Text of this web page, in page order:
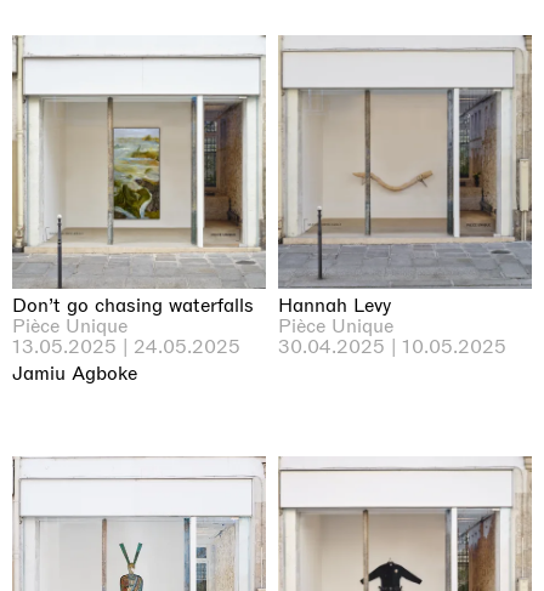
Don’t go chasing waterfalls
Pièce Unique
13.05.2025 | 24.05.2025
Jamiu Agboke
Hannah Levy
Pièce Unique
30.04.2025 | 10.05.2025